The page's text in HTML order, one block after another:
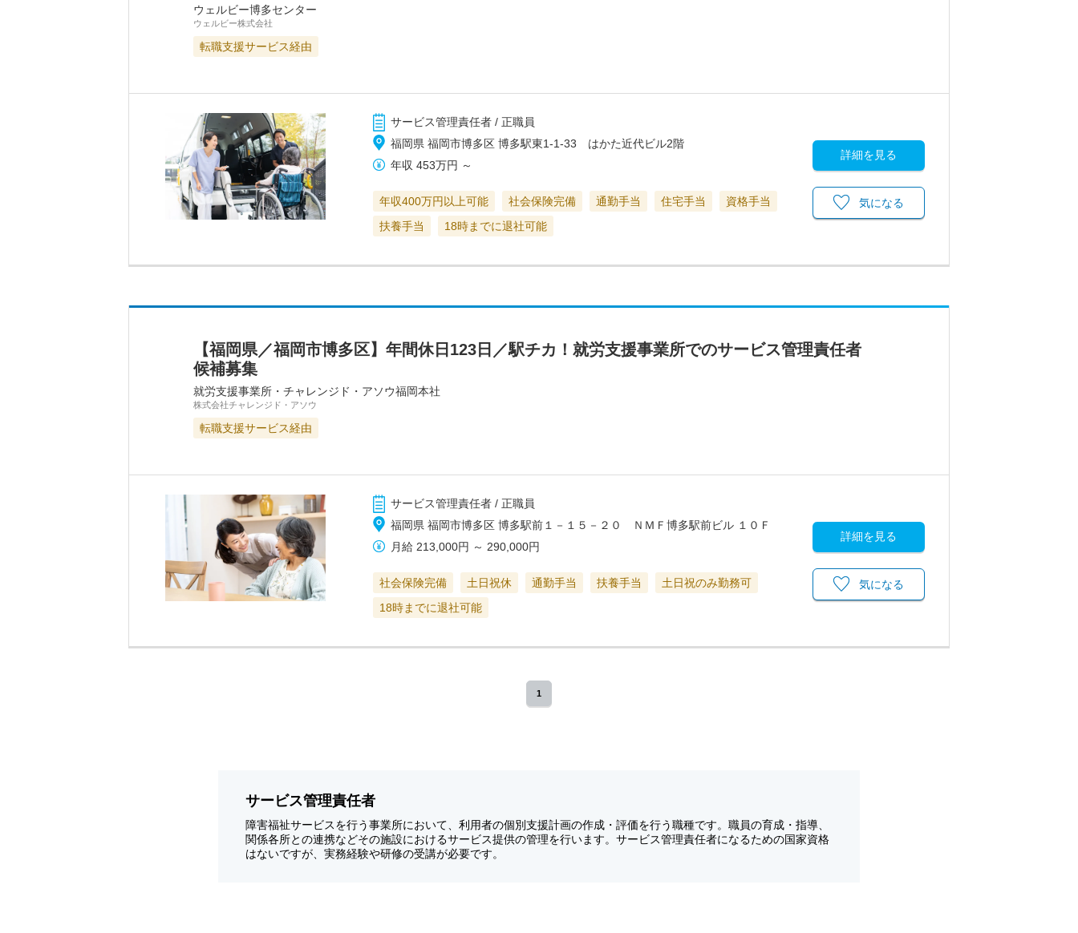
ウェルビー博多センター
ウェルビー株式会社
転職支援サービス経由
サービス管理責任者 / 正職員
福岡県 福岡市博多区 博多駅東1-1-33 はかた近代ビル2階
年収 453万円 ～
年収400万円以上可能 社会保険完備 通勤手当 住宅手当
資格手当
扶養手当
18時までに退社可能
詳細を見る
気になる
【福岡県／福岡市博多区】年間休日123日／駅チカ！就労支援事業所でのサービス管理責任者
候補募集
就労支援事業所・チャレンジド・アソウ福岡本社
株式会社チャレンジド・アソウ
転職支援サービス経由
サービス管理責任者 / 正職員
福岡県 福岡市博多区 博多駅前１－１５－２０ ＮＭＦ博多駅前ビル １０Ｆ
月給 213,000円 ～ 290,000円
社会保険完備 土日祝休 通勤手当 扶養手当
土日祝のみ勤務可
18時までに退社可能
詳細を見る
気になる
1
サービス管理責任者
障害福祉サービスを行う事業所において、利用者の個別支援計画の作成・評価を行う職種です。職員の育成・指導、
関係各所との連携などその施設におけるサービス提供の管理を行います。サービス管理責任者になるための国家資格
はないですが、実務経験や研修の受講が必要です。